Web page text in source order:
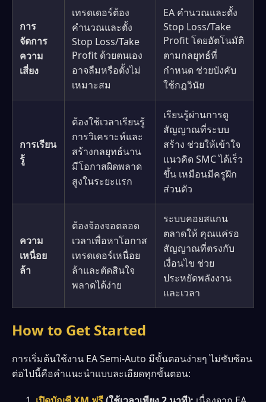
การ
จัดการ
ความ
เสี่ยง
เทรดเดอร์ต้อง
คำนวณและตั้ง
Stop Loss/Take
Profit ด้วยตนเอง
อาจลืมหรือตั้งไม่
เหมาะสม
EA คำนวณและตั้ง
Stop Loss/Take
Profit โดยอัตโนมัติ
ตามกลยุทธ์ที่
กำหนด ช่วยบังคับ
ใช้กฎวินัย
การเรียน
รู้
ต้องใช้เวลาเรียนรู้
การวิเคราะห์และ
สร้างกลยุทธ์นาน
มีโอกาสผิดพลาด
สูงในระยะแรก
เรียนรู้ผ่านการดู
สัญญาณที่ระบบ
สร้าง ช่วยให้เข้าใจ
แนวคิด SMC ได้เร็ว
ขึ้น เหมือนมีครูฝึก
ส่วนตัว
ความ
เหนื่อย
ล้า
ต้องจ้องจอตลอด
เวลาเพื่อหาโอกาส
เทรดเดอร์เหนื่อย
ล้าและตัดสินใจ
พลาดได้ง่าย
ระบบคอยสแกน
ตลาดให้ คุณแค่รอ
สัญญาณที่ตรงกับ
เงื่อนไข ช่วย
ประหยัดพลังงาน
และเวลา
How to Get Started
การเริ่มต้นใช้งาน EA Semi-Auto มีขั้นตอนง่ายๆ ไม่ซับซ้อน
ต่อไปนี้คือคำแนะนำแบบละเอียดทุกขั้นตอน: